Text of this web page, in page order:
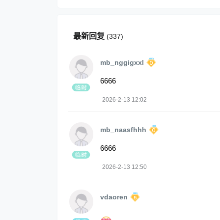
最新回复 (337)
mb_nggigxxl
6666
2026-2-13 12:02
mb_naasfhhh
6666
2026-2-13 12:50
vdaoren